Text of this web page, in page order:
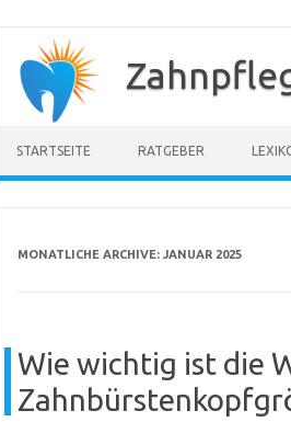
springen
STARTSEITE RATGEBER
MONATLICHE ARCHIVE: JANUAR 2025
Wie wichtig ist die